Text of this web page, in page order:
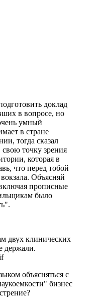
доклад
в вопросе, но
умный
в стране
тогда сказал
точку зрения
которая в
что перед тобой
Объясняй
прописные
было
двух клинических
держали.
объясняться с
бизнес